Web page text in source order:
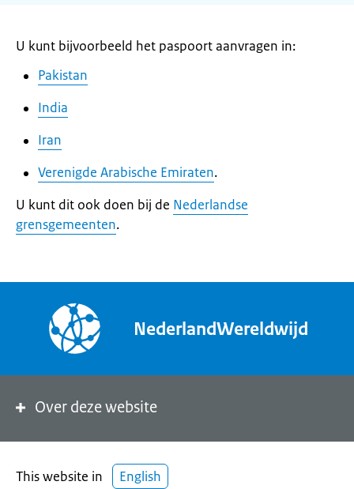
U kunt bijvoorbeeld het paspoort aanvragen in:
Pakistan
India
Iran
Verenigde Arabische Emiraten.
U kunt dit ook doen bij de Nederlandse
grensgemeenten.
NederlandWereldwijd
Over deze website
This website in English